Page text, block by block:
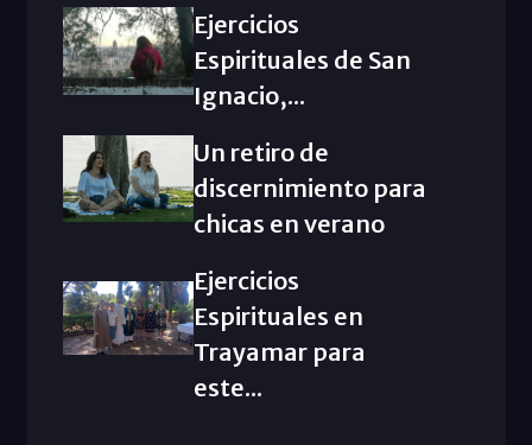
Ejercicios
Espirituales de San
Ignacio,...
Un retiro de
discernimiento para
chicas en verano
Ejercicios
Espirituales en
Trayamar para
este...